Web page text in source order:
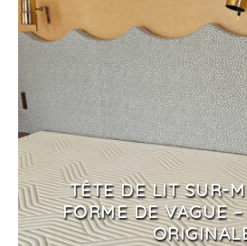
TÊTE DE LIT SUR-
FORME DE VAGUE